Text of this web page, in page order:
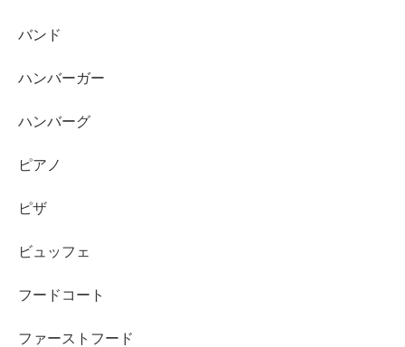
バンド
ハンバーガー
ハンバーグ
ピアノ
ピザ
ビュッフェ
フードコート
ファーストフード